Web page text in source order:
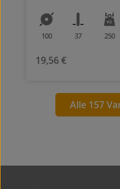
100 37 250
19,56 €
Alle 157